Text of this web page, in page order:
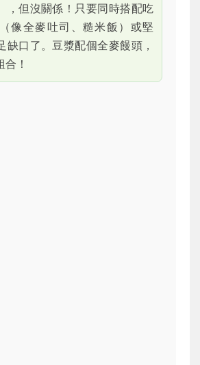
，但沒關係！只要同時搭配吃
像全麥吐司、糙米飯）或堅
缺口了。豆漿配個全麥饅頭，
！